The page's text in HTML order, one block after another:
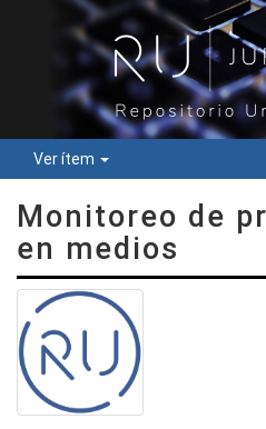
Ver ítem
Monitoreo de
en medios